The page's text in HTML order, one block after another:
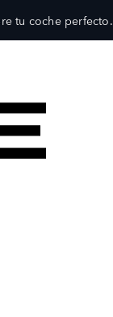
tu coche perfecto.